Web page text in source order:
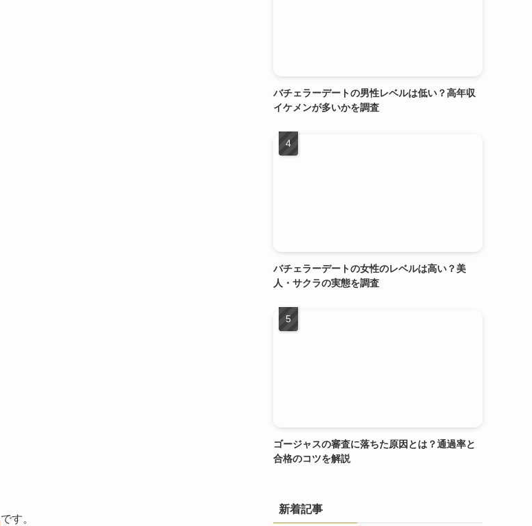
です。
バチェラーデートの男性レベルは低い？高年収
イケメンが多いかを調査
バチェラーデートの女性のレベルは高い？美
人・サクラの実態を調査
ゴージャスの審査に落ちた原因とは？通過率と
合格のコツを解説
新着記事